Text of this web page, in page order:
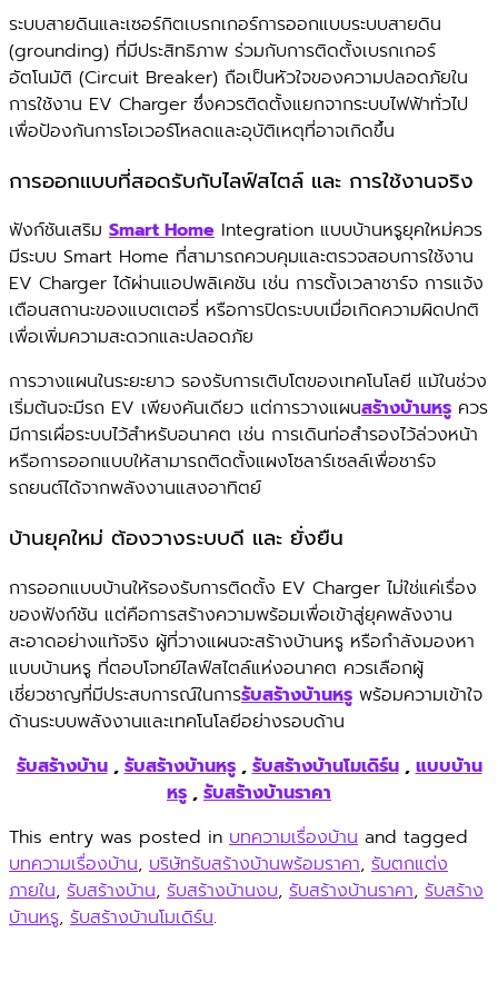
ระบบสายดินและเซอร์กิตเบรกเกอร์การออกแบบระบบสายดิน
(grounding) ที่มีประสิทธิภาพ ร่วมกับการติดตั้งเบรกเกอร์
อัตโนมัติ (Circuit Breaker) ถือเป็นหัวใจของความปลอดภัยใน
การใช้งาน EV Charger ซึ่งควรติดตั้งแยกจากระบบไฟฟ้าทั่วไป
เพื่อป้องกันการโอเวอร์โหลดและอุบัติเหตุที่อาจเกิดขึ้น
การออกแบบที่สอดรับกับไลฟ์สไตล์ และ การใช้งานจริง
ฟังก์ชันเสริม Smart Home Integration แบบบ้านหรูยุคใหม่ควร
มีระบบ Smart Home ที่สามารถควบคุมและตรวจสอบการใช้งาน
EV Charger ได้ผ่านแอปพลิเคชัน เช่น การตั้งเวลาชาร์จ การแจ้ง
เตือนสถานะของแบตเตอรี่ หรือการปิดระบบเมื่อเกิดความผิดปกติ
เพื่อเพิ่มความสะดวกและปลอดภัย
การวางแผนในระยะยาว รองรับการเติบโตของเทคโนโลยี แม้ในช่วง
เริ่มต้นจะมีรถ EV เพียงคันเดียว แต่การวางแผนสร้างบ้านหรู ควร
มีการเผื่อระบบไว้สำหรับอนาคต เช่น การเดินท่อสำรองไว้ล่วงหน้า
หรือการออกแบบให้สามารถติดตั้งแผงโซลาร์เซลล์เพื่อชาร์จ
รถยนต์ได้จากพลังงานแสงอาทิตย์
บ้านยุคใหม่ ต้องวางระบบดี และ ยั่งยืน
การออกแบบบ้านให้รองรับการติดตั้ง EV Charger ไม่ใช่แค่เรื่อง
ของฟังก์ชัน แต่คือการสร้างความพร้อมเพื่อเข้าสู่ยุคพลังงาน
สะอาดอย่างแท้จริง ผู้ที่วางแผนจะสร้างบ้านหรู หรือกำลังมองหา
แบบบ้านหรู ที่ตอบโจทย์ไลฟ์สไตล์แห่งอนาคต ควรเลือกผู้
เชี่ยวชาญที่มีประสบการณ์ในการรับสร้างบ้านหรู พร้อมความเข้าใจ
ด้านระบบพลังงานและเทคโนโลยีอย่างรอบด้าน
รับสร้างบ้าน, รับสร้างบ้านหรู, รับสร้างบ้านโมเดิร์น, แบบบ้าน
หรู , รับสร้างบ้านราคา
This entry was posted in บทความเรื่องบ้าน and tagged
บทความเรื่องบ้าน, บริษัทรับสร้างบ้านพร้อมราคา, รับตกแต่ง
ภายใน, รับสร้างบ้าน, รับสร้างบ้านงบ, รับสร้างบ้านราคา, รับสร้าง
บ้านหรู, รับสร้างบ้านโมเดิร์น.